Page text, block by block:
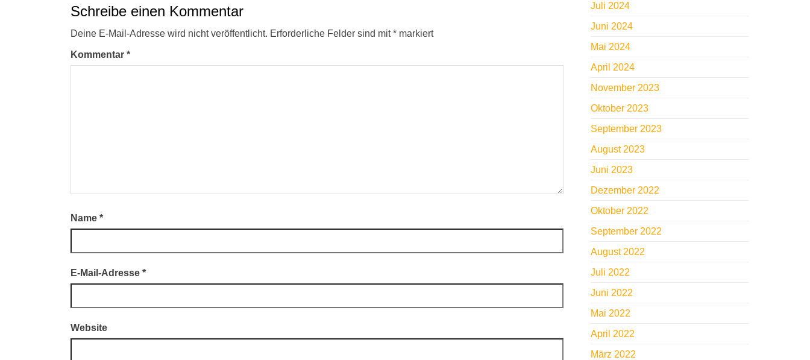
Schreibe einen Kommentar
Deine E-Mail-Adresse wird nicht veröffentlicht. Erforderliche Felder sind mit* markiert
Kommentar *
Name *
E-Mail-Adresse *
Website
Juli 2024
Juni 2024
Mai 2024
April 2024
November 2023
Oktober 2023
September 2023
August 2023
Juni 2023
Dezember 2022
Oktober 2022
September 2022
August 2022
Juli 2022
Juni 2022
Mai 2022
April 2022
März 2022